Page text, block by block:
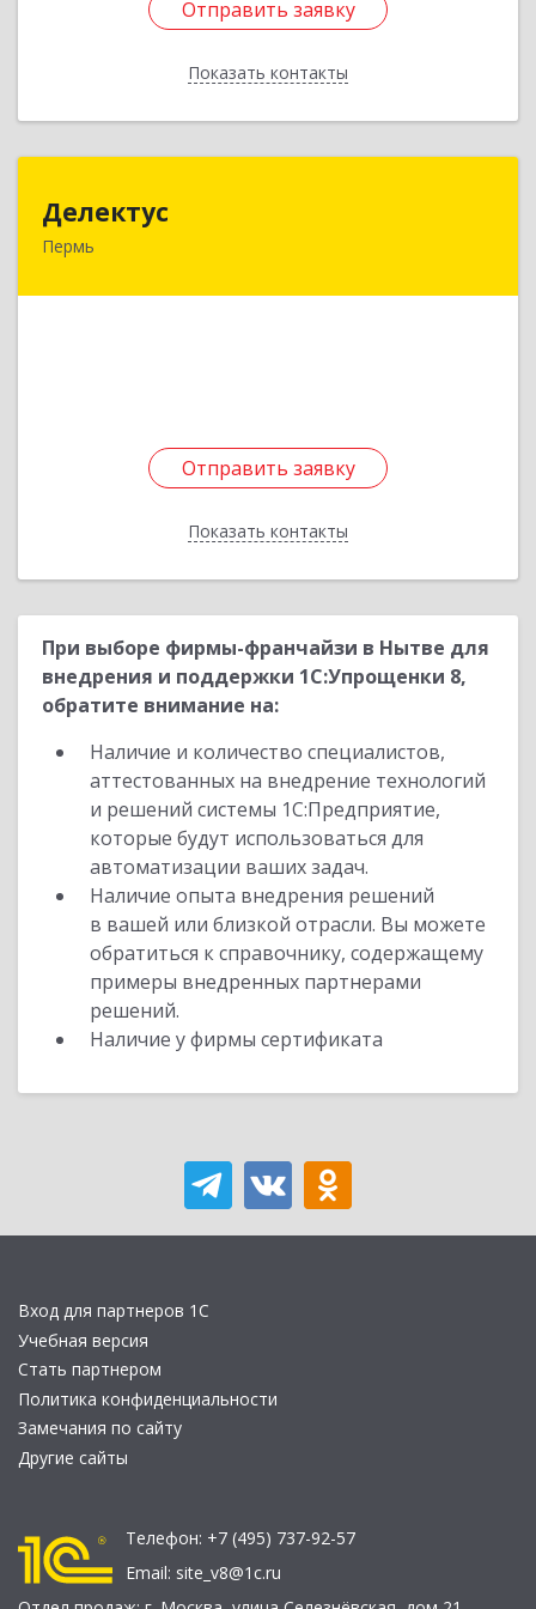
Отправить заявку
Показать контакты
Отправить заявку
Назад
Делектус
Пермь
Отправить заявку
Показать контакты
614015, Пермский край, Пермь г, Советская ул,
Отправить заявку
Назад
При выборе фирмы-франчайзи в Нытве для
внедрения и поддержки 1С:Упрощенки 8,
обратите внимание на:
Наличие и количество специалистов,
аттестованных на внедрение технологий
и решений системы 1С:Предприятие,
которые будут использоваться для
автоматизации ваших задач.
Наличие опыта внедрения решений
в вашей или близкой отрасли. Вы можете
обратиться к справочнику, содержащему
примеры внедренных партнерами
решений.
Наличие у фирмы сертификата
Вход для партнеров 1С
Учебная версия
Стать партнером
Политика конфиденциальности
Замечания по сайту
Другие сайты
Телефон: +7 (495) 737-92-57
Email: site_v8@1c.ru